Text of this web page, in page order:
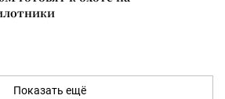
Показать ещё